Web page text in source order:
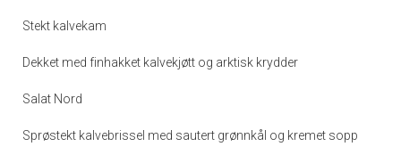
Stekt kalvekam
Dekket med finhakket kalvekjøtt og arktisk krydder
Salat Nord
Sprøstekt kalvebrissel med sautert grønnkål og kremet sopp